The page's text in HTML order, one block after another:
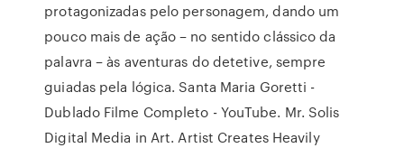
protagonizadas pelo personagem, dando um
pouco mais de ação – no sentido clássico da
palavra – às aventuras do detetive, sempre
guiadas pela lógica. Santa Maria Goretti -
Dublado Filme Completo - YouTube. Mr. Solis
Digital Media in Art. Artist Creates Heavily